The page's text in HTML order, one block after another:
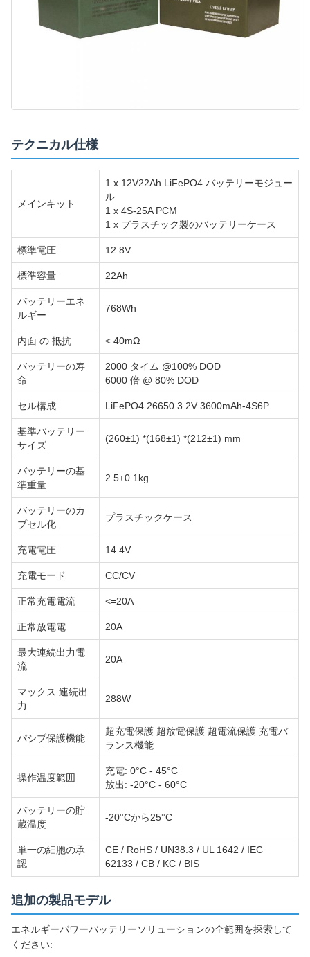
テクニカル仕様
メインキット
1 x 12V22Ah LiFePO4 バッテリーモジュー
ル
1 x 4S-25A PCM
1 x プラスチック製のバッテリーケース
標準電圧 12.8V
標準容量 22Ah
バッテリーエネ
ルギー
768Wh
内面 の 抵抗 < 40mΩ
バッテリーの寿
命
2000 タイム @100% DOD
6000 倍 @ 80% DOD
セル構成 LiFePO4 26650 3.2V 3600mAh-4S6P
基準バッテリー
サイズ
(260±1) *(168±1) *(212±1) mm
バッテリーの基
準重量
2.5±0.1kg
バッテリーのカ
プセル化
プラスチックケース
充電電圧 14.4V
充電モード CC/CV
正常充電電流 <=20A
正常放電電 20A
最大連続出力電
流
20A
マックス 連続出
力
288W
パシブ保護機能
超充電保護 超放電保護 超電流保護 充電バ
ランス機能
操作温度範囲
充電: 0°C - 45°C
放出: -20°C - 60°C
バッテリーの貯
蔵温度
-20°Cから25°C
単一の細胞の承
認
CE / RoHS / UN38.3 / UL 1642 / IEC
62133 / CB / KC / BIS
追加の製品モデル
エネルギーパワーバッテリーソリューションの全範囲を探索して
ください: